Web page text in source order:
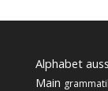
Alphabet
Main